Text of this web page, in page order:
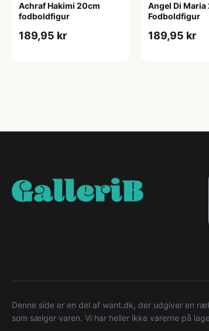
Achraf Hakimi 20cm
fodboldfigur
189,95 kr
Angel Di Maria
Fodboldfigur
189,95 kr
Denne side er en del af want.dk, der udgiver en
som sælger varen. Vi har heller ikke varerne på